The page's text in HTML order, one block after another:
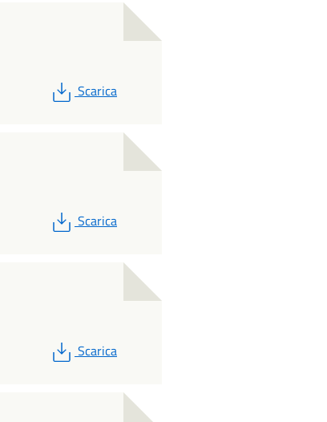
PDF
Scarica
PDF
Scarica
PDF
Scarica